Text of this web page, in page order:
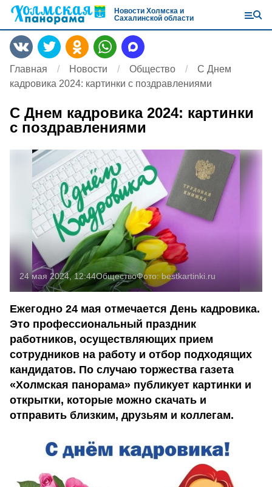
Новости Холмска и
Сахалинской области
Главная Новости Общество
С Днем
кадровика 2024: картинки с поздравлениями
С Днем кадровика 2024: картинки
с поздравлениями
24 мая 2024, 12:44ОбществоФото: bestkartinki.ru
Ежегодно 24 мая отмечается День кадровика.
Это профессиональный праздник
работников, осуществляющих прием
сотрудников на работу и отбор подходящих
кандидатов. По случаю торжества газета
«Холмская панорама» публикует картинки и
открытки, которые можно скачать и
отправить близким, друзьям и коллегам.